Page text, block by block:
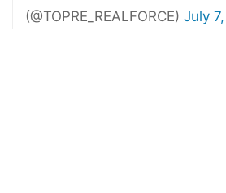
(@TOPRE_REALFORCE) July